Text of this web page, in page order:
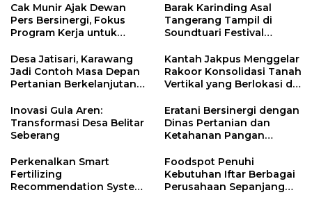
Cak Munir Ajak Dewan
Pers Bersinergi, Fokus
Program Kerja untuk
Barak Karinding Asal
Tangerang Tampil di
Soundtuari Festival
Desa Jatisari, Karawang
Jadi Contoh Masa Depan
Pertanian Berkelanjutan
dan Biokonversi
Indonesia
Kantah Jakpus Menggelar
Rakoor Konsolidasi Tanah
Vertikal yang Berlokasi di
Inovasi Gula Aren:
Transformasi Desa Belitar
Seberang
Eratani Bersinergi dengan
Dinas Pertanian dan
Ketahanan Pangan
Masa Depan Pertanian
Indonesia
Perkenalkan Smart
Fertilizing
Recommendation System
Foodspot Penuhi
Kebutuhan Iftar Berbagai
Perusahaan Sepanjang